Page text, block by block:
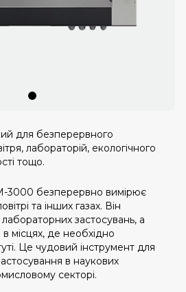
для безперервного
лабораторій, екологічного
тощо.
3000 безперервно вимірює
та інших газах. Він
застосувань, а
місцях, де необхідно
Це чудовий інструмент для
в наукових
секторі.